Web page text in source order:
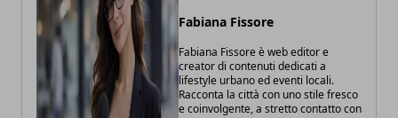
Fabiana Fissore
Fabiana Fissore è web editor e
creator di contenuti dedicati a
lifestyle urbano ed eventi locali.
Racconta la città con uno stile fresco
e coinvolgente, a stretto contatto con